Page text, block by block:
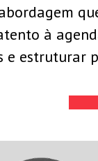
à
e estruturar